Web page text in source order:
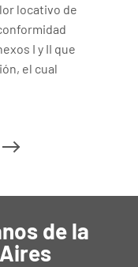
locativo de
I y II que
el cual
de la